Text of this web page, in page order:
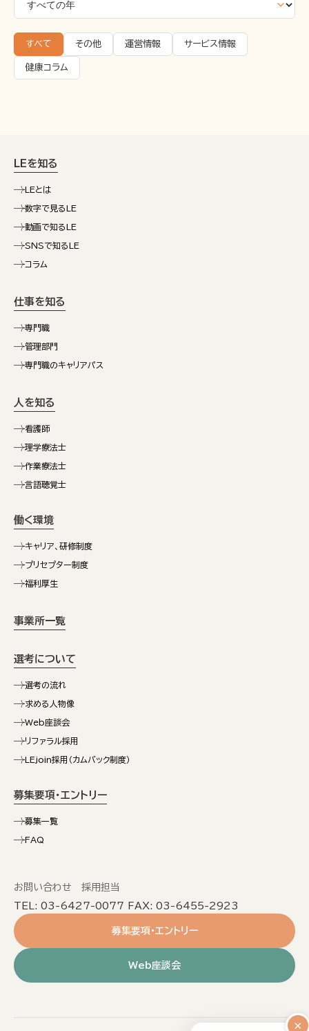
すべて その他 運営情報 サービス情報
健康コラム
LEを知る
LEとは
数字で見るLE
動画で知るLE
SNSで知るLE
コラム
仕事を知る
専門職
管理部門
専門職のキャリアパス
人を知る
看護師
理学療法士
作業療法士
言語聴覚士
働く環境
キャリア、研修制度
プリセプター制度
福利厚生
事業所一覧
選考について
選考の流れ
求める人物像
Web座談会
リファラル採用
LEjoin採用（カムバック制度）
募集要項・エントリー
募集一覧
FAQ
お問い合わせ 採用担当
TEL: 03-6427-0077 FAX: 03-6455-2923
募集要項・エントリー
Web座談会
×